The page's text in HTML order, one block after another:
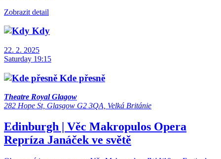
Zobrazit detail
Kdy
22. 2. 2025
Saturday 19:15
Kde přesně
Theatre Royal Glagow
282 Hope St, Glasgow G2 3QA, Velká Británie
Edinburgh | Věc Makropulos Opera
Repríza Janáček ve světě